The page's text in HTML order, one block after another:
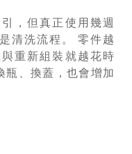
，但真正使用幾週
清洗流程。 零件越
重新組裝就越花時
瓶、換蓋，也會增加